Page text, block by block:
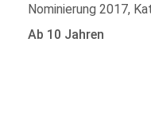
Nominierung 2017,
Ab 10 Jahren